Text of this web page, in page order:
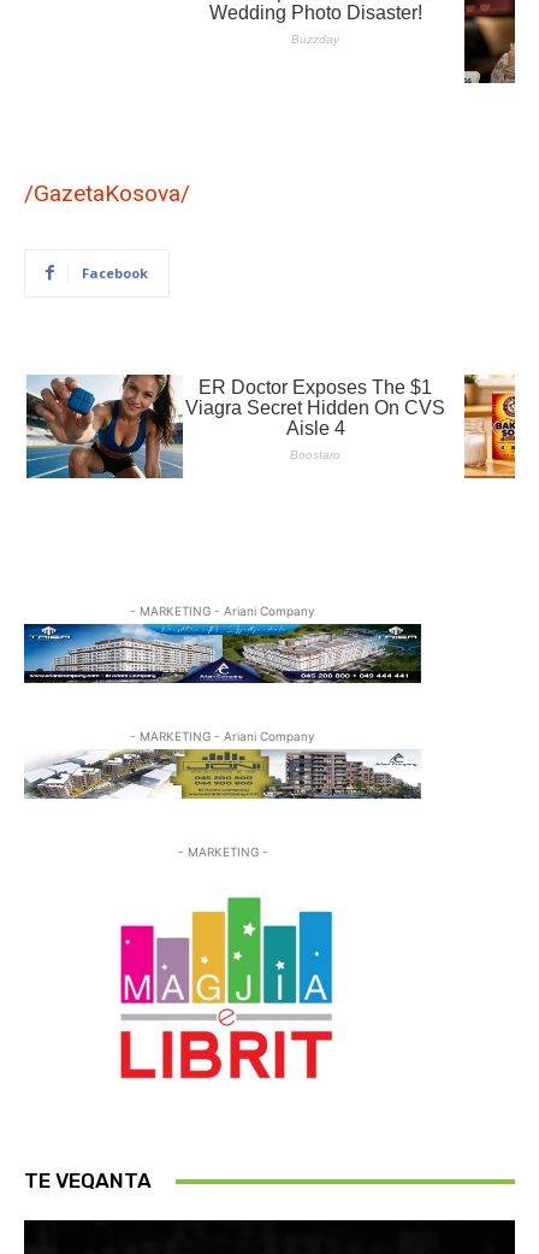
/GazetaKosova/
Facebook
- MARKETING - Ariani Company
- MARKETING - Ariani Company
- MARKETING -
TE VEQANTA